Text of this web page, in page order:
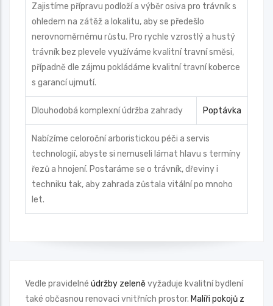
Zajistíme přípravu podloží a výběr osiva pro trávník s
ohledem na zátěž a lokalitu, aby se předešlo
nerovnoměrnému růstu. Pro rychle vzrostlý a hustý
trávník bez plevele využíváme kvalitní travní směsi,
případně dle zájmu pokládáme kvalitní travní koberce
s garancí ujmutí.
Dlouhodobá komplexní údržba zahrady Poptávka
Nabízíme celoroční arboristickou péči a servis
technologií, abyste si nemuseli lámat hlavu s termíny
řezů a hnojení. Postaráme se o trávník, dřeviny i
techniku tak, aby zahrada zůstala vitální po mnoho
let.
Vedle pravidelné údržby zeleněvyžaduje kvalitní bydlení
také občasnou renovaci vnitřních prostor. Malíři pokojů z